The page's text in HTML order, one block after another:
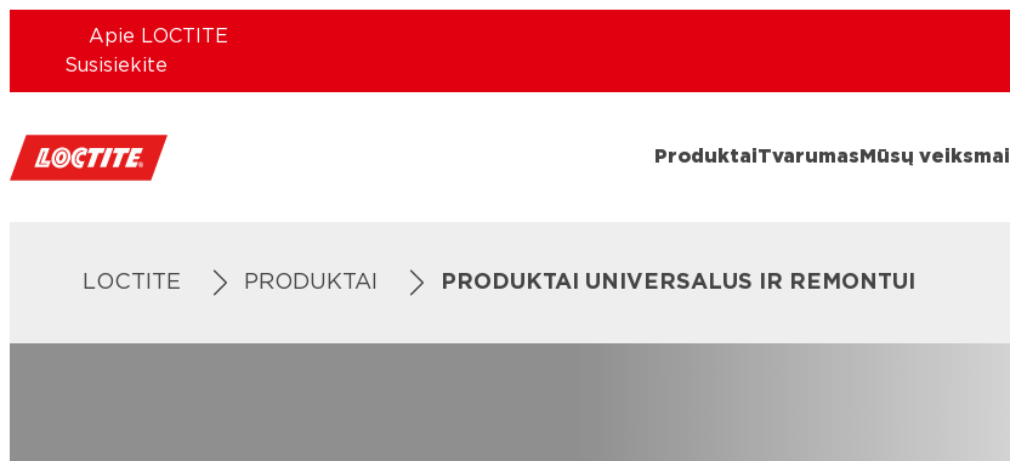
Apie LOCTITE
Susisiekite
ProduktaiTvarumas Mūsų veiksmai
LOCTITE PRODUKTAI PRODUKTAI UNIVERSALUS IR REMONTUI